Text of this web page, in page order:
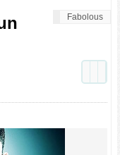
Fabolous